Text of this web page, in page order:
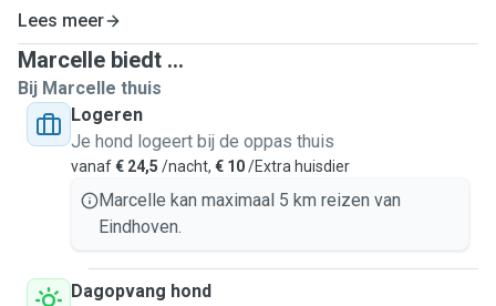
I have experience caring for pets in many stages of life,
including puppies, pregnant and nursing dogs, and senior
dogs who need extra patience and gentle care.
Since moving to Eindhoven in 2023 with my husband and
our children, I have been happy to dedicate my time to
helping families care for their pets. I am available to visit
your home to care for your dogs or cats while you are away.
I can feed them, play with them, keep them company, and
comfortable in their own environment.
Lees meer
Marcelle biedt ...
Bij Marcelle thuis
Logeren
Je hond logeert bij de oppas thuis
vanaf€ 24,5 /nacht, € 10/Extra huisdier
Marcelle kan maximaal 5 km reizen van
Eindhoven.
Dagopvang hond